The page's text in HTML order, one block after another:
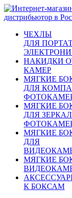
ЧЕХЛЫ
ДЛЯ
НАКИДКИ
КАМЕР
МЯГКИЕ
ДЛЯ
МЯГКИЕ
ДЛЯ
МЯГКИЕ
ДЛЯ
МЯГКИЕ
К БОКСАМ